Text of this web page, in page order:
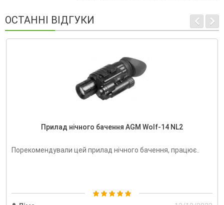
ОСТАННІ ВІДГУКИ
Прилад нічного бачення AGM Wolf-14 NL2
Порекомендували цей прилад нічного бачення, працює..